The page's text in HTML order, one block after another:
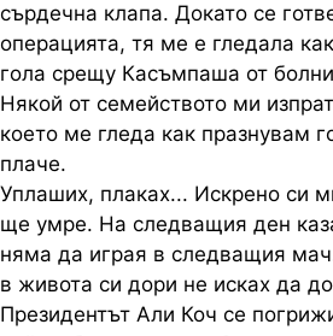
сърдечна клапа. Докато се
операцията, тя ме е гледала
гола срещу Касъмпаша от
Някой от семейството ми
което ме гледа как празнувам
плаче.
Уплаших, плаках... Искрено си
ще умре. На следващия ден
няма да играя в следващия
в живота си дори не исках да
Президентът Али Коч се